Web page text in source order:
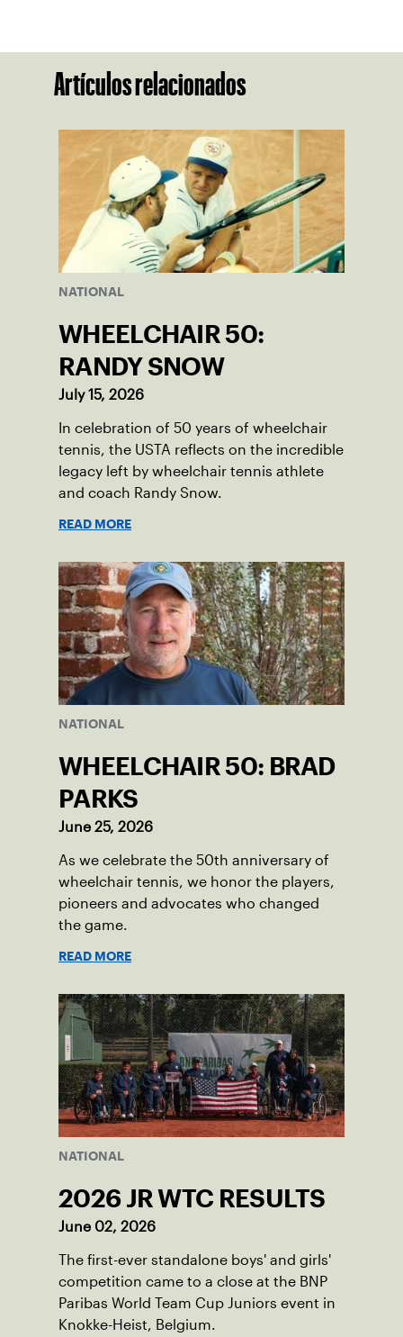
Artículos relacionados
NATIONAL
WHEELCHAIR 50:
RANDY SNOW
July 15, 2026
In celebration of 50 years of wheelchair
tennis, the USTA reflects on the incredible
legacy left by wheelchair tennis athlete
and coach Randy Snow.
READ MORE
NATIONAL
WHEELCHAIR 50: BRAD
PARKS
June 25, 2026
As we celebrate the 50th anniversary of
wheelchair tennis, we honor the players,
pioneers and advocates who changed
the game.
READ MORE
NATIONAL
2026 JR WTC RESULTS
June 02, 2026
The first-ever standalone boys' and girls'
competition came to a close at the BNP
Paribas World Team Cup Juniors event in
Knokke-Heist, Belgium.